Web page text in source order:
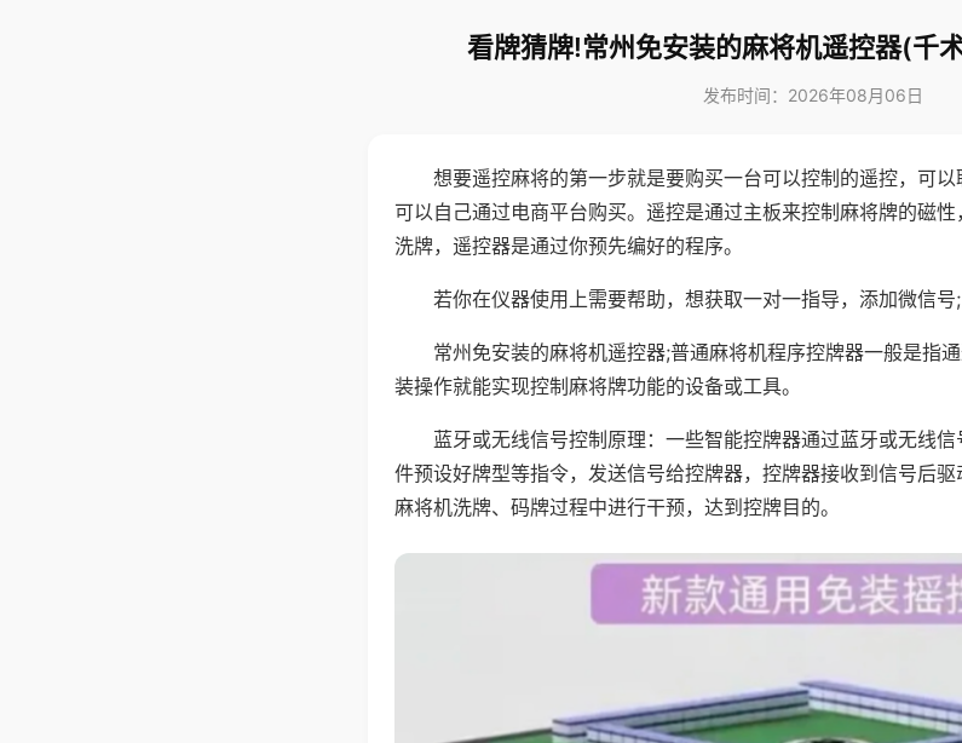
看牌猜牌!常州免安装的麻将机遥控器(千
发布时间：2026年08月06日
想要遥控麻将的第一步就是要购买一台可以控制的遥控，可
可以自己通过电商平台购买。遥控是通过主板来控制麻将牌的磁
洗牌，遥控器是通过你预先编好的程序。
若你在仪器使用上需要帮助，想获取一对一指导，添加微信号
常州免安装的麻将机遥控器;普通麻将机程序控牌器一般是指
装操作就能实现控制麻将牌功能的设备或工具。
蓝牙或无线信号控制原理：一些智能控牌器通过蓝牙或无线
件预设好牌型等指令，发送信号给控牌器，控牌器接收到信号后
麻将机洗牌、码牌过程中进行干预，达到控牌目的。